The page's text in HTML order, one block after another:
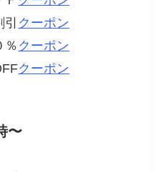
クーポン
％ クーポン
クーポン
〜